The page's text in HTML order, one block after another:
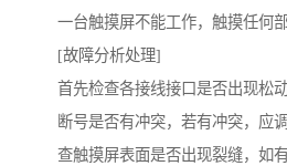
一台触摸屏不能工作，触摸任何
[故障分析处理]
首先检查各接线接口是否出现松
断号是否有冲突，若有冲突，应
查触摸屏表面是否出现裂缝，如